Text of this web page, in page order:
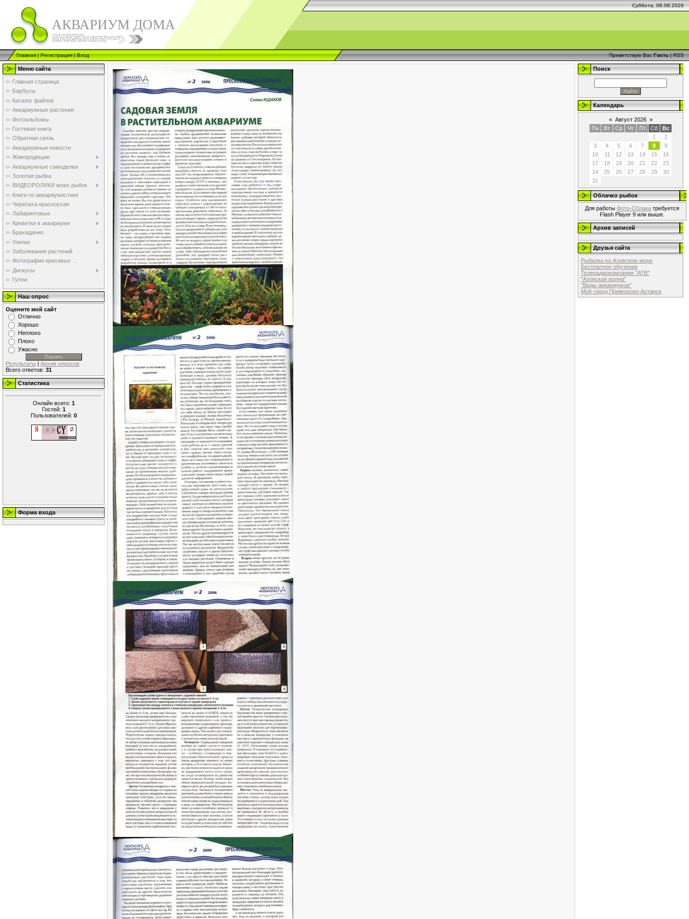
Суббота, 08.08.2026
АКВАРИУМ ДОМА
Главная|Регистрация|Вход Приветствую Вас Гость|RSS
Меню сайта
Главная страница
Барбусы
Каталог файлов
Аквариумные растения
Фотоальбомы
Гостевая книга
Обратная связь
Аквариумные новости
Живородящие
Аквариумные самоделки
Золотая рыбка
ВИДЕОРОЛИКИ моих рыбок
Книги по аквариумистике
Черепаха красноухая
Лабиринтовые
Креветки в аквариуме
Брахиданио
Улитки
Заболевания растений
Фотографии красивых ...
Дискусы
Гуппи
Наш опрос
Оцените мой сайт
Отлично
Хорошо
Неплохо
Плохо
Ужасно
Результаты | Архив опросов
Всего ответов: 31
Статистика
Онлайн всего: 1
Гостей: 1
Пользователей: 0
Форма входа
Поиск
Календарь
« Август 2026 »
Пн
Вт Ср Чт Пт Сб
Вс
1
2
3
4 5 6 7 8
9
10
11 12 13 14 15
16
17
18 19 20 21 22
23
24
25 26 27 28 29
30
31
Облачко рыбок
Для работы Фото-Облака требуется
Flash Player 9 или выше.
Архив записей
Друзья сайта
Рыбалка на Азовском море
Бесплатное обучение
Телерадиокомпания "АТВ"
"Азовская волна"
"Виды аквариумов"
Мой город Приморско-Ахтарск